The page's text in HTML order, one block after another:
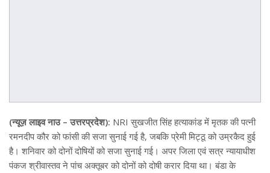
(न्यूज़ लाइव नाउ – उत्तरप्रदेश): NRI सुखजीत सिंह हत्याकांड में मृतक की पत्नी
रमनदीप कौर को फांसी की सजा सुनाई गई है, जबकि प्रेमी मिट्ठू को उम्रकैद हुई
है। शनिवार को दोनों दोषियों को सजा सुनाई गई। अपर जिला एवं सत्र न्यायाधीश
पंकज श्रीवास्तव ने पांच अक्तूबर को दोनों को दोषी करार दिया था। बंडा के